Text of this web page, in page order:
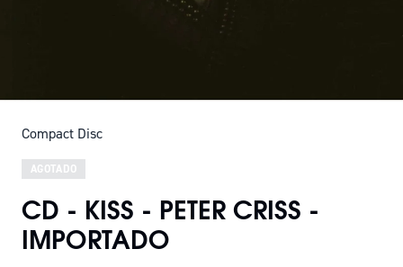
Compact Disc
AGOTADO
CD - KISS - PETER CRISS -
IMPORTADO